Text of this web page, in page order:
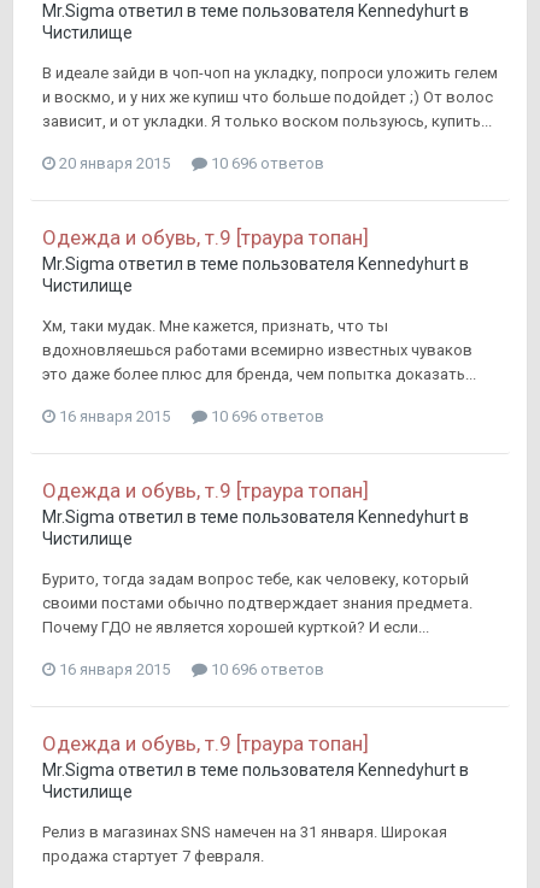
Mr.Sigma ответил в теме пользователя Kennedyhurtв
Чистилище
В идеале зайди в чоп-чоп на укладку, попроси уложить гелем
и воскмо, и у них же купиш что больше подойдет ;) От волос
зависит, и от укладки. Я только воском пользуюсь, купить...
20 января 2015 10 696 ответов
Одежда и обувь, т.9 [траура топан]
Mr.Sigma ответил в теме пользователя Kennedyhurtв
Чистилище
Хм, таки мудак. Мне кажется, признать, что ты
вдохновляешься работами всемирно известных чуваков
это даже более плюс для бренда, чем попытка доказать...
16 января 2015 10 696 ответов
Одежда и обувь, т.9 [траура топан]
Mr.Sigma ответил в теме пользователя Kennedyhurtв
Чистилище
Бурито, тогда задам вопрос тебе, как человеку, который
своими постами обычно подтверждает знания предмета.
Почему ГДО не является хорошей курткой? И если...
16 января 2015 10 696 ответов
Одежда и обувь, т.9 [траура топан]
Mr.Sigma ответил в теме пользователя Kennedyhurtв
Чистилище
Релиз в магазинах SNS намечен на 31 января. Широкая
продажа стартует 7 февраля.